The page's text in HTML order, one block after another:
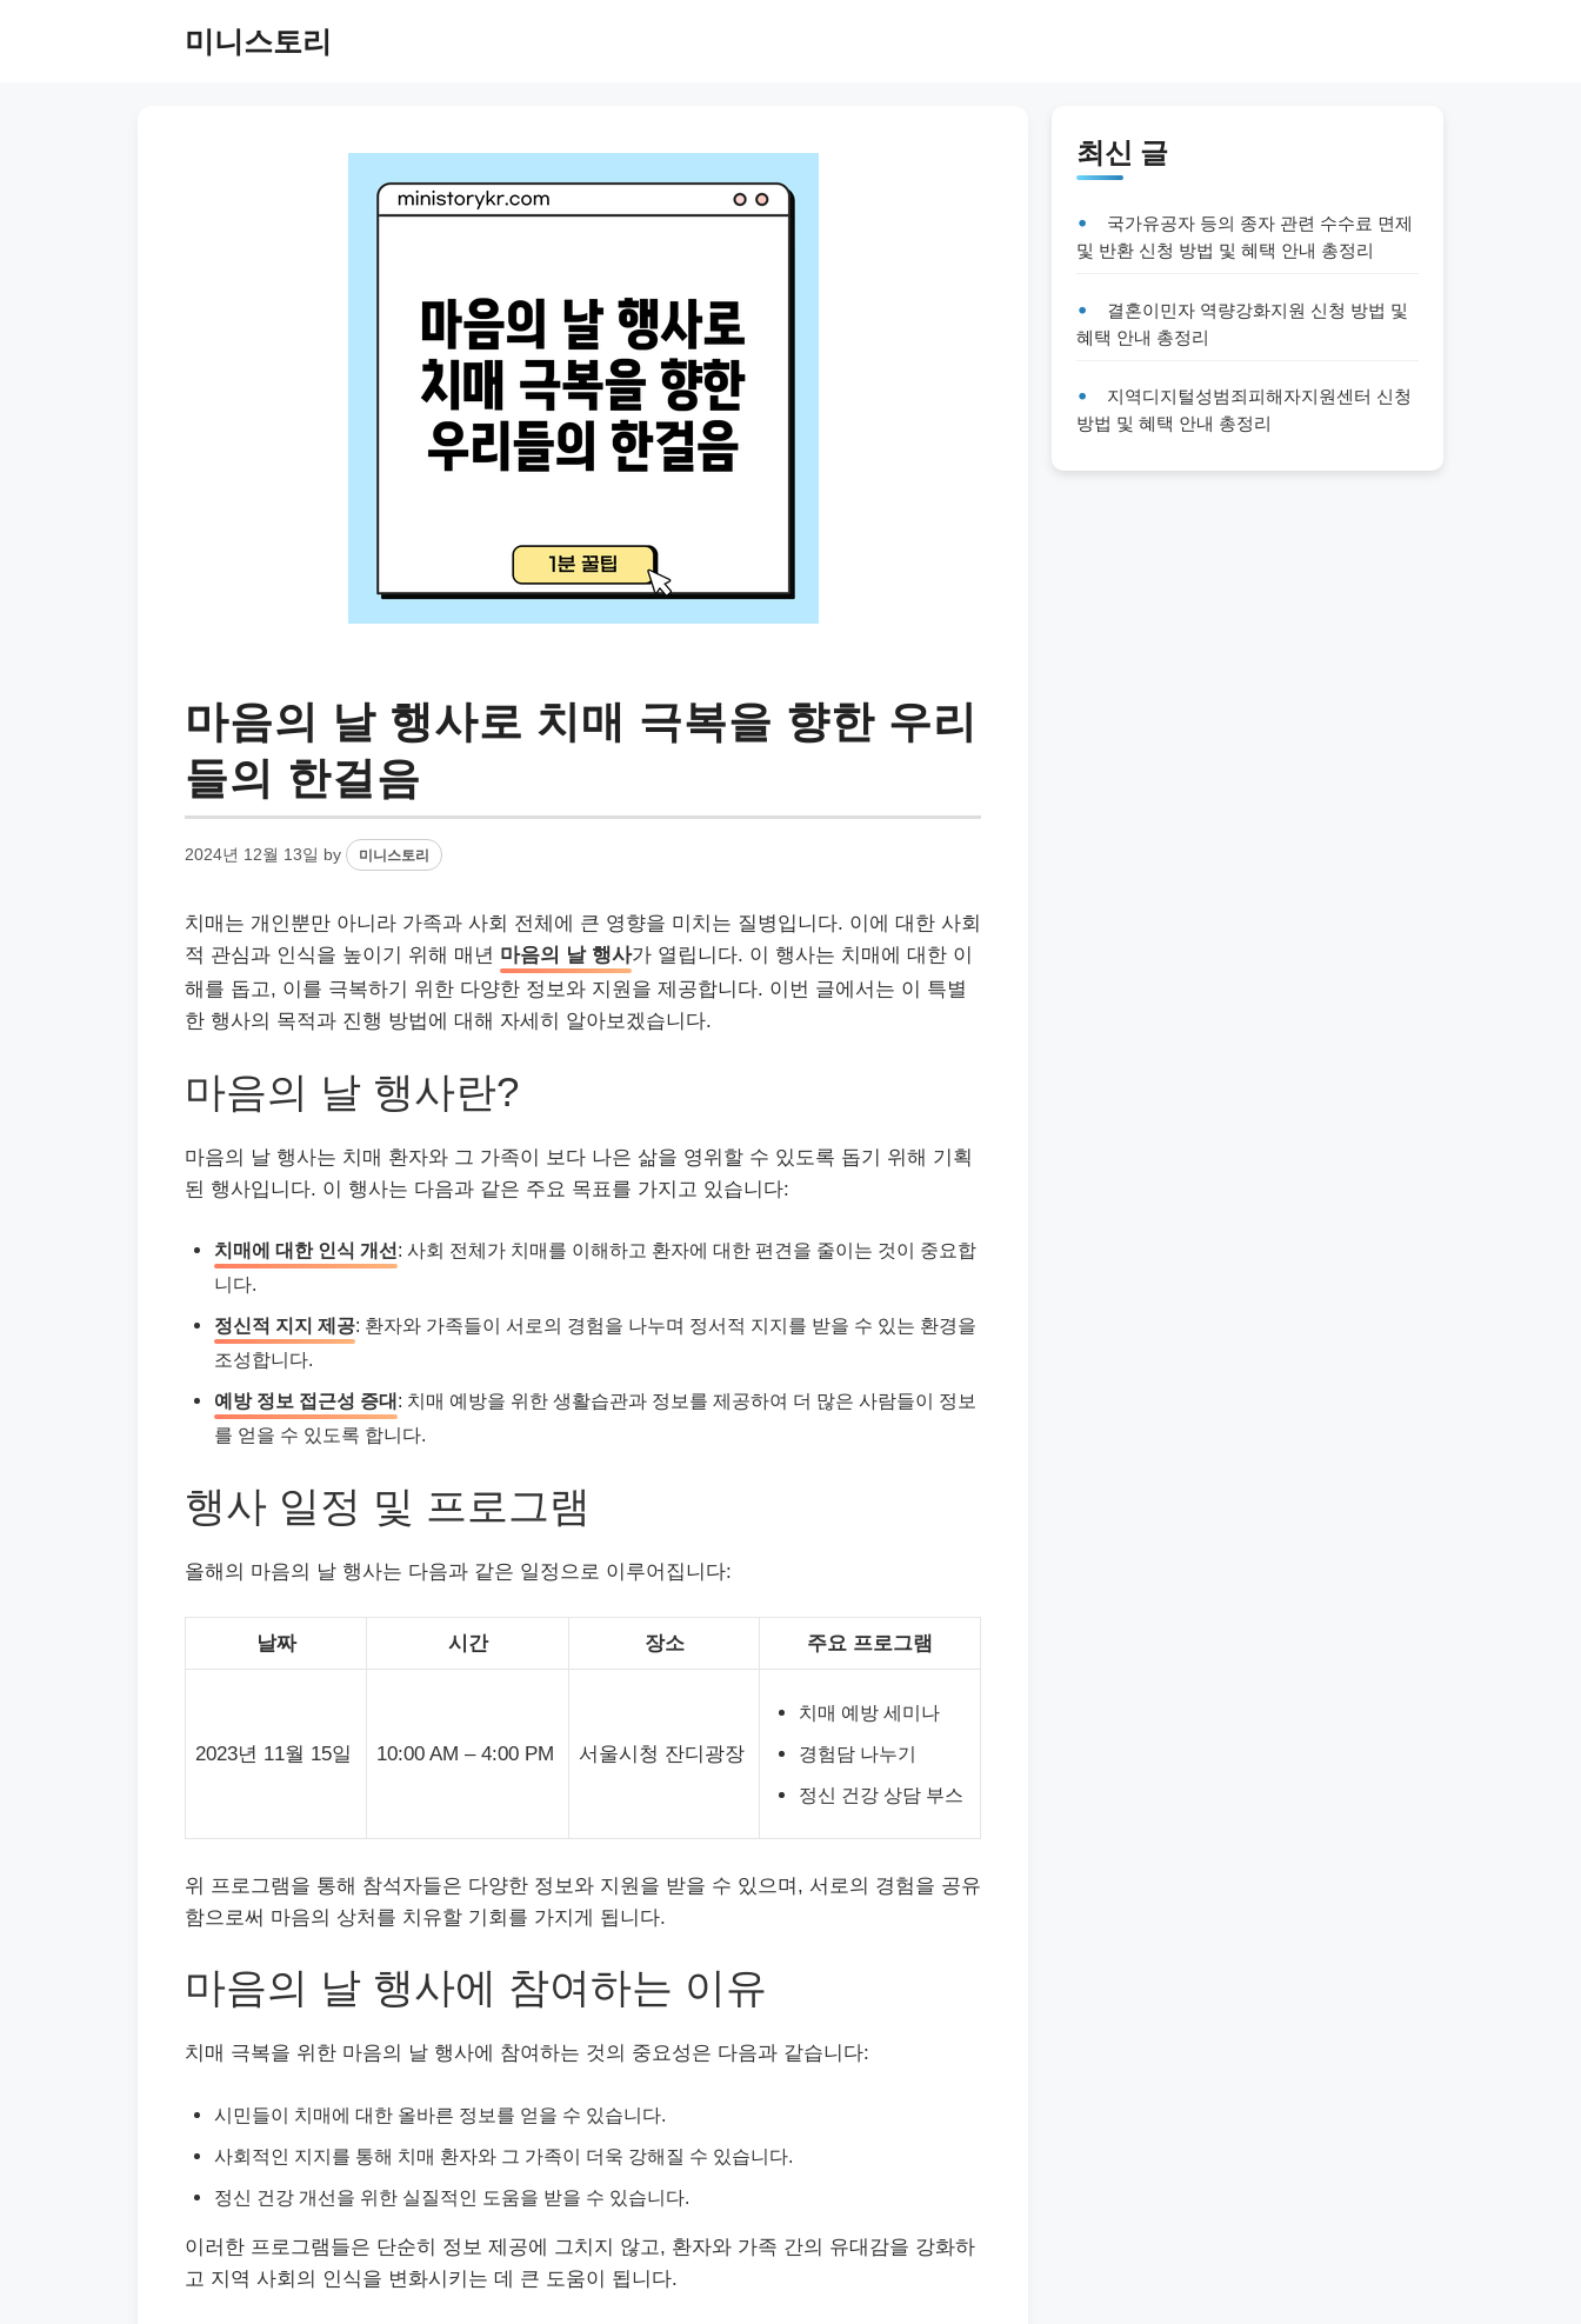
미니스토리
마음의 날 행사로 치매 극복을 향한 우리
들의 한걸음
2024년 12월 13일 by 미니스토리
치매는 개인뿐만 아니라 가족과 사회 전체에 큰 영향을 미치는 질병입니다. 이에 대한 사회
적 관심과 인식을 높이기 위해 매년 마음의 날 행사가 열립니다. 이 행사는 치매에 대한 이
해를 돕고, 이를 극복하기 위한 다양한 정보와 지원을 제공합니다. 이번 글에서는 이 특별
한 행사의 목적과 진행 방법에 대해 자세히 알아보겠습니다.
마음의 날 행사란?
마음의 날 행사는 치매 환자와 그 가족이 보다 나은 삶을 영위할 수 있도록 돕기 위해 기획
된 행사입니다. 이 행사는 다음과 같은 주요 목표를 가지고 있습니다:
치매에 대한 인식 개선: 사회 전체가 치매를 이해하고 환자에 대한 편견을 줄이는 것이 중요합
니다.
정신적 지지 제공: 환자와 가족들이 서로의 경험을 나누며 정서적 지지를 받을 수 있는 환경을
조성합니다.
예방 정보 접근성 증대: 치매 예방을 위한 생활습관과 정보를 제공하여 더 많은 사람들이 정보
를 얻을 수 있도록 합니다.
행사 일정 및 프로그램
올해의 마음의 날 행사는 다음과 같은 일정으로 이루어집니다:
날짜 시간 장소 주요 프로그램
2023년 11월 15일 10:00 AM – 4:00 PM 서울시청 잔디광장
치매 예방 세미나
경험담 나누기
정신 건강 상담 부스
위 프로그램을 통해 참석자들은 다양한 정보와 지원을 받을 수 있으며, 서로의 경험을 공유
함으로써 마음의 상처를 치유할 기회를 가지게 됩니다.
마음의 날 행사에 참여하는 이유
치매 극복을 위한 마음의 날 행사에 참여하는 것의 중요성은 다음과 같습니다:
시민들이 치매에 대한 올바른 정보를 얻을 수 있습니다.
사회적인 지지를 통해 치매 환자와 그 가족이 더욱 강해질 수 있습니다.
정신 건강 개선을 위한 실질적인 도움을 받을 수 있습니다.
이러한 프로그램들은 단순히 정보 제공에 그치지 않고, 환자와 가족 간의 유대감을 강화하
고 지역 사회의 인식을 변화시키는 데 큰 도움이 됩니다.
최신 글
국가유공자 등의 종자 관련 수수료 면제
및 반환 신청 방법 및 혜택 안내 총정리
결혼이민자 역량강화지원 신청 방법 및
혜택 안내 총정리
지역디지털성범죄피해자지원센터 신청
방법 및 혜택 안내 총정리